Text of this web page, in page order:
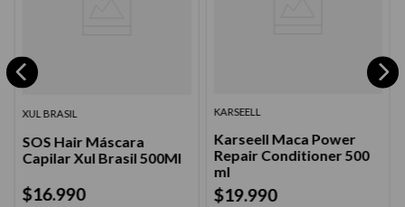
XUL BRASIL
SOS Hair Máscara
Capilar Xul Brasil 500Ml
$16.990
KARSEELL
Karseell Maca Power
Repair Conditioner 500
ml
$19.990